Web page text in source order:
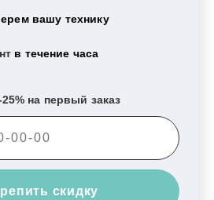
вашу технику
в течение часа
на первый заказ
скидку